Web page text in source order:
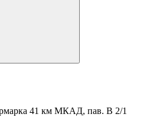
41 км МКАД, пав. В 2/1